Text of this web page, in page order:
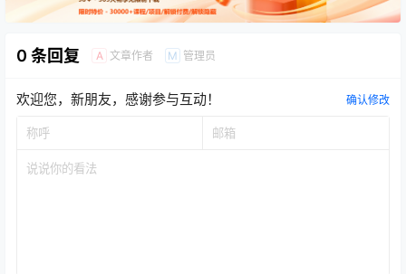
0 条回复 A 文章作者 M 管理员
欢迎您，新朋友，感谢参与互动！ 确认修改